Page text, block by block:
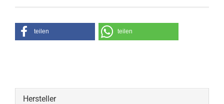
teilen teilen
Hersteller